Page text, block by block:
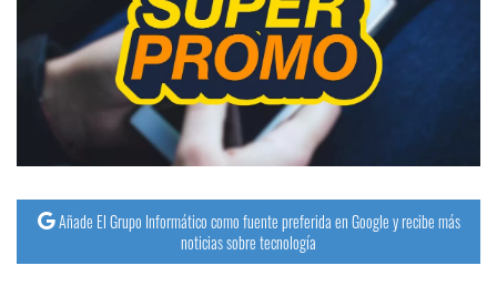
Añade El Grupo Informático como fuente preferida en Google y recibe más
noticias sobre tecnología